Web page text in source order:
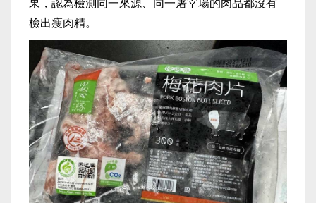
果，認為檢測同一來源、同一屠宰場的肉品都沒有
檢出瘦肉精。